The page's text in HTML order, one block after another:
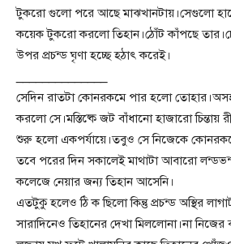
টুকরো গুলো পরে আছে মাঝখানটায়।সেগুলো
কয়েক টুকরো করলো তিহান।ঠোঁট কাঁপছে
উপর প্রচন্ড ঘৃণা হচ্ছে হঠাৎ করেই।
সেদিন রাতটা কোনরকমে পার হলো
করলো সে।মস্তিষ্কে জট বাঁধানো হাজারো
শুরু হলো একপর্যায়ে।তবুও সে নিজেকে
তবে পরের দিন সকালেই মাথাটা আবারো
কলেজে নেয়ার জন্য তিহান আসেনি।
এতটুকু হলেও ঠি ক ছিলো কিন্তু প্রচন্ড অস্থির
সারাদিনেও তিহানের দেখা মিললোনা।না নিজের